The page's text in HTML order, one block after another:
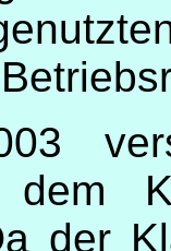
der